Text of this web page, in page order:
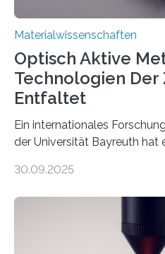
Materialwissenschaften
Optisch Aktive
Technologien Der
Entfaltet
Ein internationales
der Universität Bayreuth hat
Dadurch ist es in der Lage,
Nichtmetallen vorkommt
Sensorik und Elektrotechnik
30.09.2025